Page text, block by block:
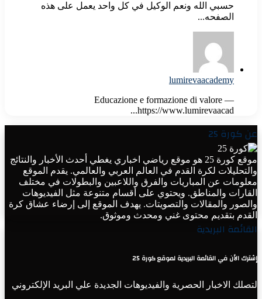
حسبي الله ونعم الوكيل في كل واحد يعمل على هذه
الصفحه...
lumirevaacademy
Educazione e formazione di valore —
https://www.lumirevaacad...
عن كورة 25
موقع كورة 25 هو موقع رياضي اخباري يغطي أحدث الأخبار والنتائج
والتحليلات لكرة القدم في العالم العربي والعالمي. يقدم الموقع
معلومات عن المباريات والفرق واللاعبين والبطولات في مختلف
القارات والمناطق. ويحتوي على أقسام متنوعة مثل الفيديوهات
والصور والمقالات والتصويتات. يهدف الموقع إلى إرضاء عشاق كرة
القدم بتقديم محتوى غني ومحدث وموثوق.
القائمة البريدية
إشترك الأن في القائمة البريدية لموقع كورة 25
لتصلك الاخبار الحصرية والفيديوهات الجديدة علي البريد الإلكتروني